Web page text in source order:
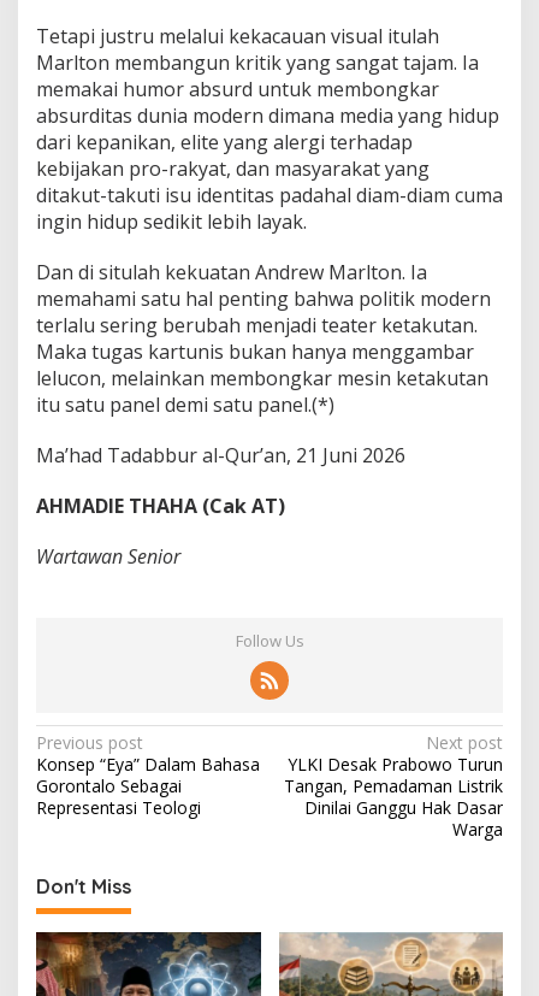
Tetapi justru melalui kekacauan visual itulah
Marlton membangun kritik yang sangat tajam. Ia
memakai humor absurd untuk membongkar
absurditas dunia modern dimana media yang hidup
dari kepanikan, elite yang alergi terhadap
kebijakan pro-rakyat, dan masyarakat yang
ditakut-takuti isu identitas padahal diam-diam cuma
ingin hidup sedikit lebih layak.
Dan di situlah kekuatan Andrew Marlton. Ia
memahami satu hal penting bahwa politik modern
terlalu sering berubah menjadi teater ketakutan.
Maka tugas kartunis bukan hanya menggambar
lelucon, melainkan membongkar mesin ketakutan
itu satu panel demi satu panel.(*)
Ma’had Tadabbur al-Qur’an, 21 Juni 2026
AHMADIE THAHA (Cak AT)
Wartawan Senior
Follow Us
P
o
s
n
a
v
i
Previous post
Konsep “Eya” Dalam Bahasa
Gorontalo Sebagai
Representasi Teologi
Next post
YLKI Desak Prabowo Turun
Tangan, Pemadaman Listrik
Dinilai Ganggu Hak Dasar
Warga
Don't Miss